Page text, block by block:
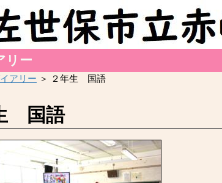
リー
アリー ＞ ２年生 国語
国語